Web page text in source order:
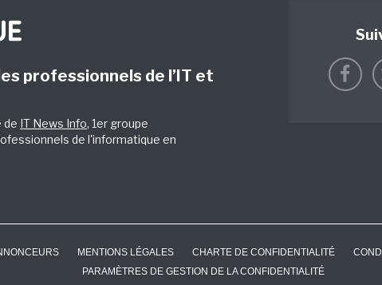
professionnels de l’IT et
de IT News Info, 1er groupe
de l'informatique en
MENTIONS LÉGALES CHARTE DE CONFIDENTIALITÉ
PARAMÈTRES DE GESTION DE LA CONFIDENTIALITÉ